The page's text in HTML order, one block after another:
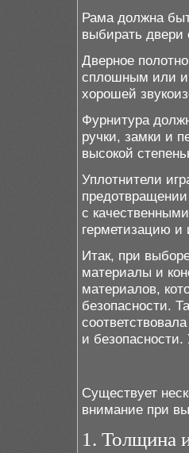
Рама должна
выбирать двери
Дверное
сплошным или
хорошей
Фурнитура
ручки, замки и
высокой
Уплотнители
с
герметизацию
Итак, при
материалы и
материалов,
безопасности.
и
Существует
внимание при
1. Толщина